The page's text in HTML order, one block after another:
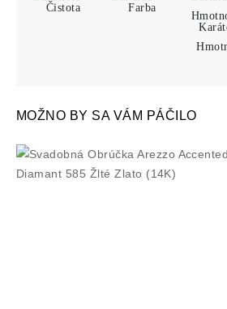
Čistota
Farba
MOŽNO BY SA VÁM PÁČILO